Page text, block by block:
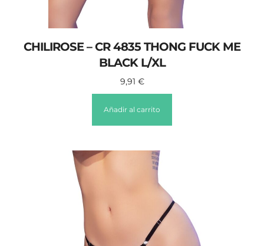
CHILIROSE – CR 4835 THONG FUCK ME
BLACK L/XL
9,91 €
Añadir al carrito